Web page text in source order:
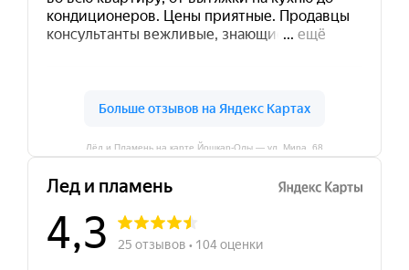
Лёд и Пламень на карте Йошкар‑Олы — ул. Мира, 68